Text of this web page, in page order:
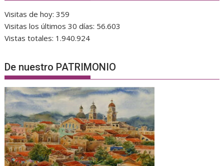
Visitas de hoy:359
Visitas los últimos 30 días: 56.603
Vistas totales: 1.940.924
De nuestro PATRIMONIO